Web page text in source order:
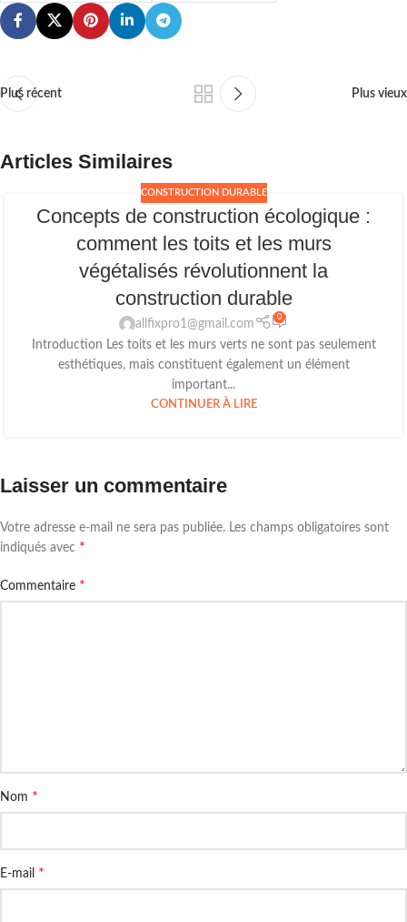
Plus récent Plus vieux
Articles Similaires
CONSTRUCTION DURABLE
Concepts de construction écologique :
comment les toits et les murs
végétalisés révolutionnent la
construction durable
allfixpro1@gmail.com
0
Introduction Les toits et les murs verts ne sont pas seulement
esthétiques, mais constituent également un élément
important...
CONTINUER À LIRE
Laisser un commentaire
Votre adresse e-mail ne sera pas publiée. Les champs obligatoires sont
indiqués avec *
Commentaire *
Nom *
E-mail *